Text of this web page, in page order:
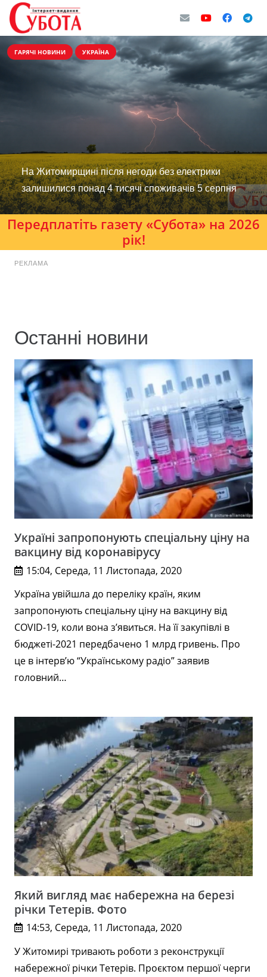
ГАРЯЧІ НОВИНИ УКРАЇНА
На Житомирщині після негоди без електрики
залишилися понад 4 тисячі споживачів 5 серпня
Передплатіть газету «Субота» на 2026
рік!
РЕКЛАМА
Останні новини
Україні запропонують спеціальну ціну на
вакцину від коронавірусу
15:04, Середа, 11 Листопада, 2020
Україна увійшла до переліку країн, яким
запропонують спеціальну ціну на вакцину від
COVID-19, коли вона з’явиться. На її закупівлі в
бюджеті-2021 передбачено 1 млрд гривень. Про
це в інтерв’ю “Українському радіо” заявив
головний…
Який вигляд має набережна на березі
річки Тетерів. Фото
14:53, Середа, 11 Листопада, 2020
У Житомирі тривають роботи з реконструкції
набережної річки Тетерів. Проєктом першої черги